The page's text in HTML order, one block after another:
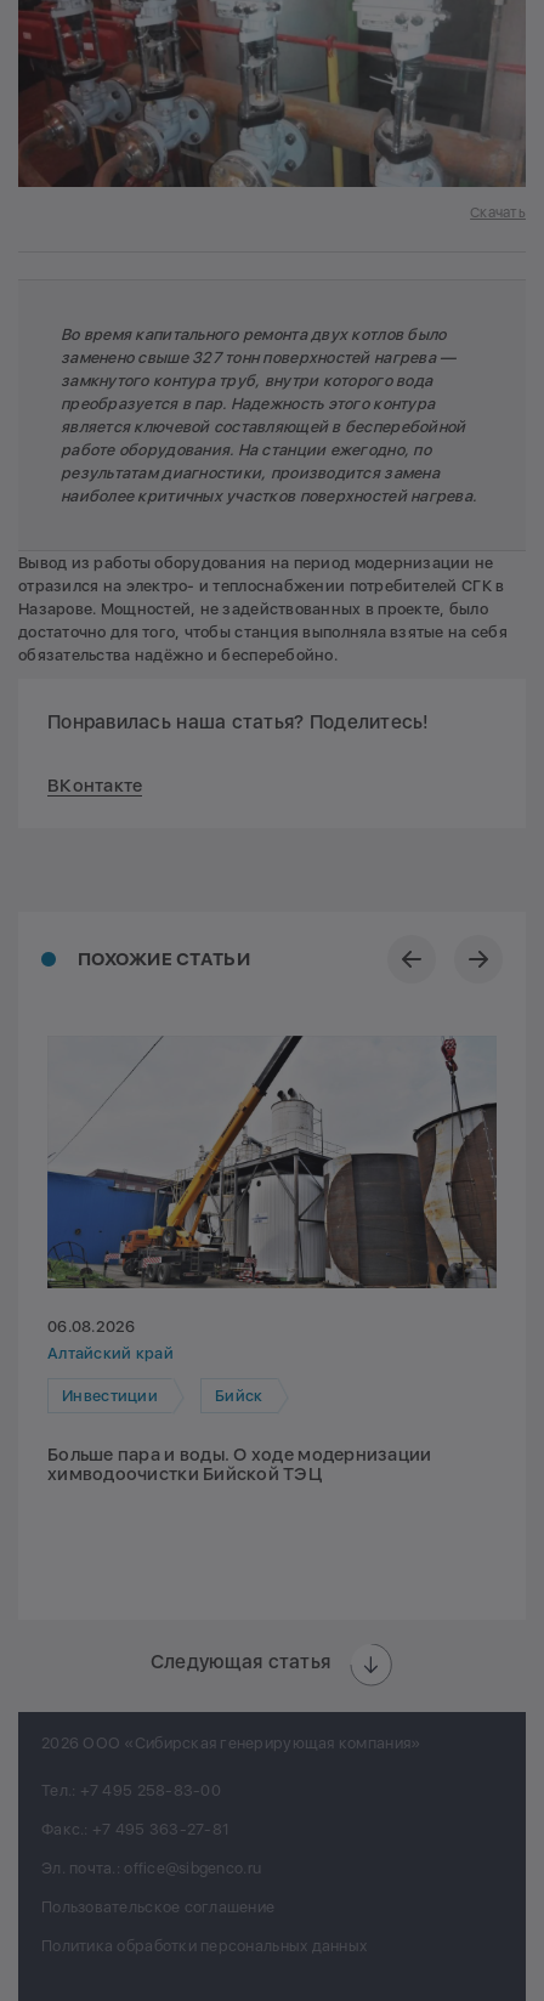
Скачать
Во время капитального ремонта двух котлов было
заменено свыше 327 тонн поверхностей нагрева —
замкнутого контура труб, внутри которого вода
преобразуется в пар. Надежность этого контура
является ключевой составляющей в бесперебойной
работе оборудования. На станции ежегодно, по
результатам диагностики, производится замена
наиболее критичных участков поверхностей нагрева.
Вывод из работы оборудования на период модернизации не
отразился на электро- и теплоснабжении потребителей СГК в
Назарове. Мощностей, не задействованных в проекте, было
достаточно для того, чтобы станция выполняла взятые на себя
обязательства надёжно и бесперебойно.
Понравилась наша статья? Поделитесь!
ВКонтакте
ПОХОЖИЕ СТАТЬИ
06.08.2026
Алтайский край
Инвестиции Бийск
Больше пара и воды. О ходе модернизации
химводоочистки Бийской ТЭЦ
Следующая статья
2026 ООО «Сибирская генерирующая компания»
Тел.: +7 495 258-83-00
Факс.: +7 495 363-27-81
Эл. почта.: office@sibgenco.ru
Пользовательское соглашение
Политика обработки персональных данных